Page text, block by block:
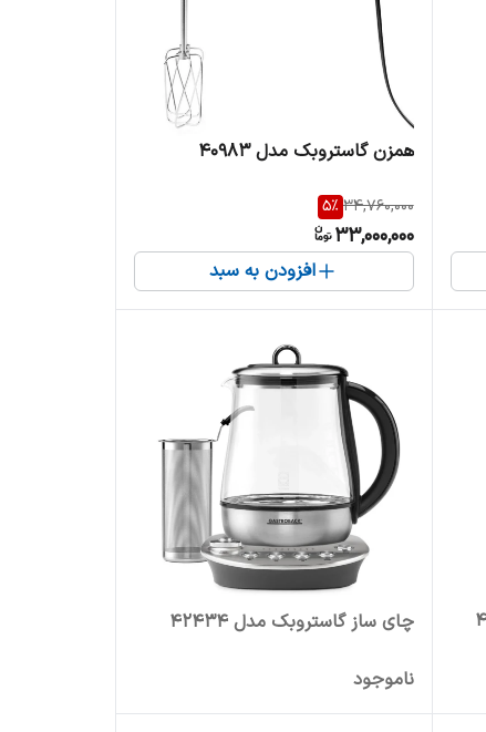
همزن گاستروبک مدل 40983
34,760,000
5%
33,000,000
افزودن به سبد
چای ساز گاستروبک مدل 42434
ناموجود